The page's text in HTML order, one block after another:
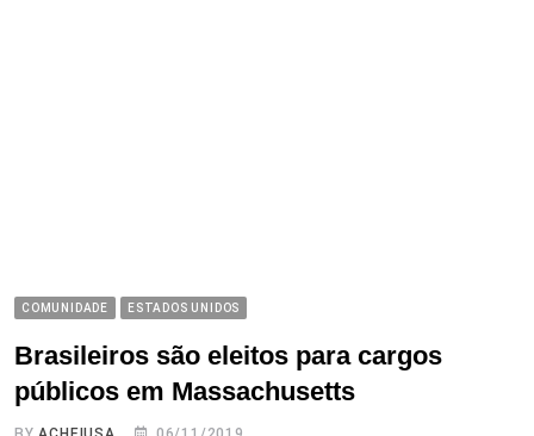
COMUNIDADE ESTADOS UNIDOS
Brasileiros são eleitos para cargos
públicos em Massachusetts